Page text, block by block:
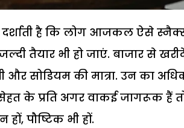
है कि लोग आजकल ऐसे
तैयार भी हो जाएं. बाजार से
और सोडियम की मात्रा. उन का
के प्रति अगर वाकई जागरूक हैं
पौष्टिक भी हों.